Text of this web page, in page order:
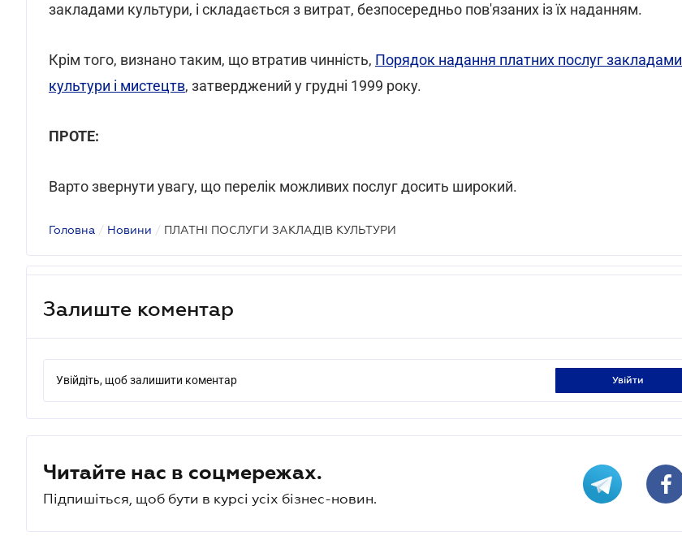
закладами культури, і складається з витрат, безпосередньо пов'язаних із їх наданням.
Крім того, визнано таким, що втратив чинність, Порядок надання платних послуг закладами
культури і мистецтв, затверджений у грудні 1999 року.
ПРОТЕ:
Варто звернути увагу, що перелік можливих послуг досить широкий.
Головна / Новини / ПЛАТНІ ПОСЛУГИ ЗАКЛАДІВ КУЛЬТУРИ
Залиште коментар
Увійдіть, щоб залишити коментар увійти
Читайте нас в соцмережах.
Підпишіться, щоб бути в курсі усіх бізнес-новин.